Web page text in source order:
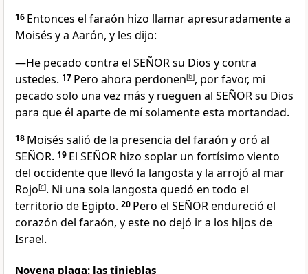
16 Entonces el faraón hizo llamar apresuradamente a
Moisés y a Aarón, y les dijo:
—He pecado contra el SEÑOR su Dios y contra
ustedes. 17 Pero ahora perdonen[b], por favor, mi
pecado solo una vez más y rueguen al SEÑOR su Dios
para que él aparte de mí solamente esta mortandad.
18 Moisés salió de la presencia del faraón y oró al
SEÑOR. 19 El SEÑOR hizo soplar un fortísimo viento
del occidente que llevó la langosta y la arrojó al mar
Rojo[c]. Ni una sola langosta quedó en todo el
territorio de Egipto. 20 Pero el SEÑOR endureció el
corazón del faraón, y este no dejó ir a los hijos de
Israel.
Novena plaga: las tinieblas